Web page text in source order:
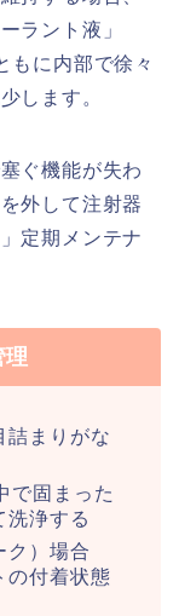
ラント液」
もに内部で徐々
します。
ぐ機能が失わ
外して注射器
定期メンテナ
理
詰まりがな
で固まった
洗浄する
ク）場合
の付着状態